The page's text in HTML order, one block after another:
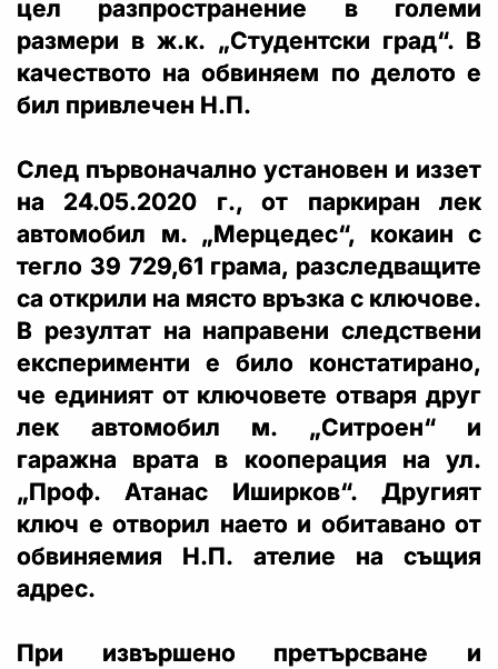
цел разпространение в големи
размери в ж.к. „Студентски град“. В
качеството на обвиняем по делото е
бил привлечен Н.П.
След първоначално установен и иззет
на 24.05.2020 г., от паркиран лек
автомобил м. „Мерцедес“, кокаин с
тегло 39 729,61 грама, разследващите
са открили на място връзка с ключове.
В резултат на направени следствени
експерименти е било констатирано,
че единият от ключовете отваря друг
лек автомобил м. „Ситроен“ и
гаражна врата в кооперация на ул.
„Проф. Атанас Иширков“. Другият
ключ е отворил наето и обитавано от
обвиняемия Н.П. ателие на същия
адрес.
При извършено претърсване и